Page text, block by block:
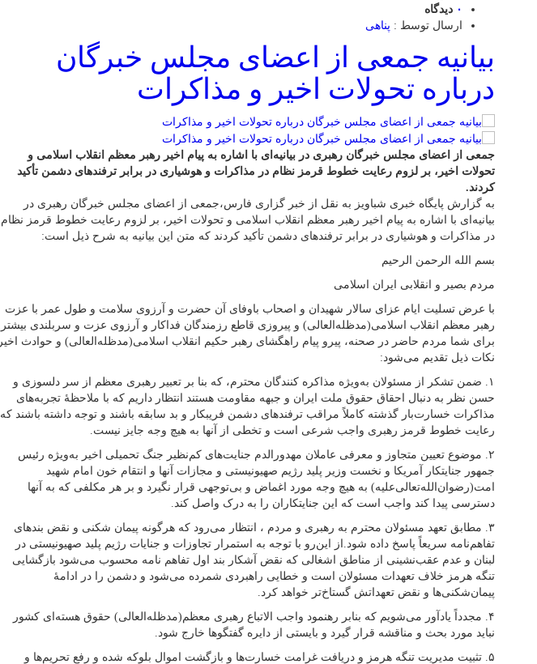
۰ دیدگاه
ارسال توسط : پناهی
بیانیه جمعی از اعضای مجلس خبرگان
درباره تحولات اخیر و مذاکرات
جمعی از اعضای مجلس خبرگان رهبری در بیانیه‌ای با اشاره به پیام اخیر رهبر معظم انقلاب اسلامی و
تحولات اخیر، بر لزوم رعایت خطوط قرمز نظام در مذاکرات و هوشیاری در برابر ترفندهای دشمن تأکید
کردند.
به گزارش پایگاه خبری شباویز به نقل از خبر گزاری فارس،جمعی از اعضای مجلس خبرگان رهبری در
بیانیه‌ای با اشاره به پیام اخیر رهبر معظم انقلاب اسلامی و تحولات اخیر، بر لزوم رعایت خطوط قرمز نظام
در مذاکرات و هوشیاری در برابر ترفندهای دشمن تأکید کردند که متن این بیانیه به شرح ذیل است:
بسم الله الرحمن الرحیم
مردم بصیر و انقلابی ایران اسلامی
با عرض تسلیت ایام عزای سالار شهیدان و اصحاب باوفای آن حضرت و آرزوی سلامت و طول عمر با عزت
رهبر معظم انقلاب اسلامی(مدظله‌العالی) و پیروزی قاطع رزمندگان فداکار و آرزوی عزت و سربلندی بیشتر
برای شما مردم حاضر در صحنه، پیرو پیام راهگشای رهبر حکیم انقلاب اسلامی(مدظله‌العالی) و حوادث اخیر
نکات ذیل تقدیم می‌شود:
۱. ضمن تشکر از مسئولان به‌ویژه مذاکره کنندگان محترم، که بنا بر تعبیر رهبری معظم از سر دلسوزی و
حسن نظر به دنبال احقاق حقوق ملت ایران و جبهه مقاومت هستند انتظار داریم که با ملاحظۀ تجربه‌های
مذاکرات خسارت‌بار گذشته کاملاً‌ مراقب ترفندهای دشمن فریبکار و بد سابقه باشند و توجه داشته باشند که
رعایت خطوط قرمز رهبری واجب شرعی است و تخطی از آنها به هیچ وجه جایز نیست.
۲. موضوع تعیین متجاوز و معرفی عاملان مهدورالدم جنایت‌های کم‌نظیر جنگ تحمیلی اخیر به‌ویژه رئیس
جمهور جنایتکار آمریکا و نخست وزیر پلید رژیم صهیونیستی و مجازات آنها و انتقام خون امام شهید
امت(رضوان‌الله‌تعالی‌علیه) به هیچ وجه مورد اغماض و بی‌توجهی قرار نگیرد و بر هر مکلفی که به آنها
دسترسی پیدا کند واجب است که این جنایتکاران را به درک واصل کند.
۳. مطابق تعهد مسئولان محترم به رهبری و مردم ، انتظار می‌رود که هرگونه پیمان شکنی و نقض بندهای
تفاهم‌نامه سریعاً پاسخ داده شود.از این‌رو با توجه به استمرار تجاوزات و جنایات رژیم پلید صهیونیستی در
لبنان و عدم عقب‌نشینی از مناطق اشغالی که نقض آشکار بند اول تفاهم نامه محسوب می‌شود بازگشایی
تنگه هرمز خلاف تعهدات مسئولان است و خطایی راهبردی شمرده می‌شود و دشمن را در ادامۀ
پیمان‌شکنی‌ها و نقض تعهداتش گستاخ‌تر خواهد کرد.
۴. مجدداً یادآور می‌شویم که بنابر رهنمود واجب الاتباع رهبری معظم(مدظله‌العالی) حقوق هسته‌ای کشور
نباید مورد بحث و مناقشه قرار گیرد و بایستی از دایره گفتگوها خارج شود.
۵. تثبیت مدیریت تنگه هرمز و دریافت غرامت خسارت‌ها و بازگشت اموال بلوکه شده و رفع تحریم‌ها و